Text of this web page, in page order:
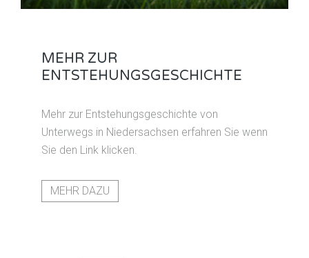
MEHR ZUR
ENTSTEHUNGSGESCHICHTE
Mehr zur Entstehungsgeschichte von
Unterwegs in Niedersachsen erfahren Sie wenn
Sie den Link klicken.
MEHR DAZU